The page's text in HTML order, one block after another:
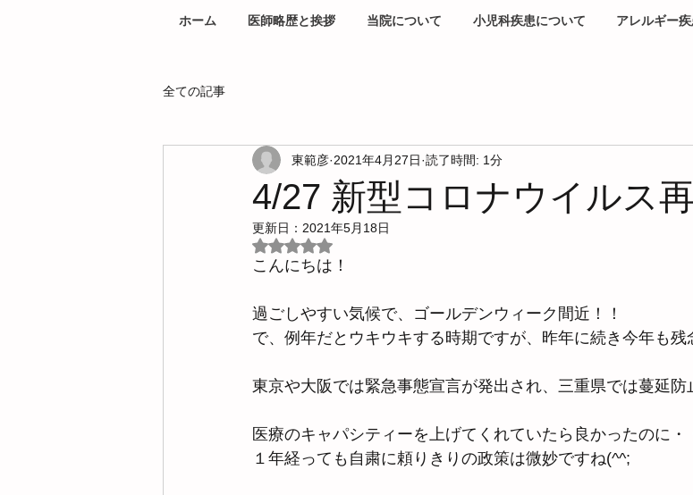
ホーム 医師略歴と挨拶 当院について 小児科疾患について アレルギー
全ての記事
4/27 新型コロナウイルス
東範彦 2021年4月27日 読了時間: 1分
更新日： 2021年5月18日
5つ星のうちNaNと評価されています。
こんにちは！
過ごしやすい気候で、ゴールデンウィーク間近！！
で、例年だとウキウキする時期ですが、昨年に続き今年も残
東京や大阪では緊急事態宣言が発出され、三重県では蔓延防
医療のキャパシティーを上げてくれていたら良かったのに・
１年経っても自粛に頼りきりの政策は微妙ですね(^^;